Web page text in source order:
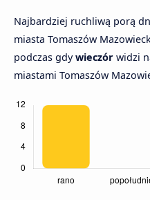
Najbardziej ruchliwą porą
miasta Tomaszów
podczas gdywieczór widzi
miastami Tomaszów